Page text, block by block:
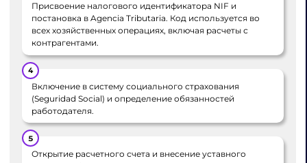
Присвоение налогового идентификатора NIF и
постановка в Agencia Tributaria. Код используется во
всех хозяйственных операциях, включая расчеты с
контрагентами.
Включение в систему социального страхования
(Seguridad Social) и определение обязанностей
работодателя.
Открытие расчетного счета и внесение уставного